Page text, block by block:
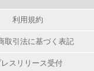
利用規約
取引法に基づく表記
レスリリース受付